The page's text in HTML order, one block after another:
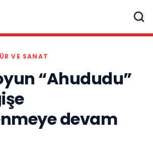
VE SANAT
“Ahududu”
devam